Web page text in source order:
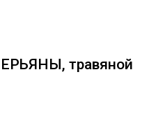
травяной